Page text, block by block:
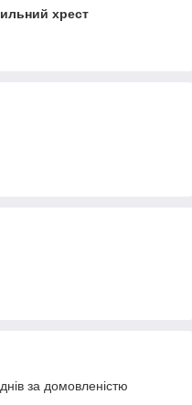
хрест
за домовленістю